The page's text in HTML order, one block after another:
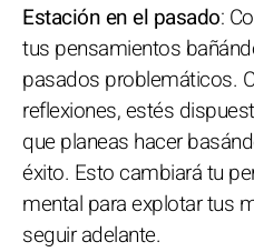
Estación en el pasado:
tus pensamientos
pasados problemáticos.
reflexiones, estés
que planeas hacer
éxito. Esto cambiará tu
mental para explotar tus
seguir adelante.